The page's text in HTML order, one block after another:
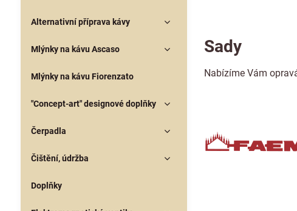
Sady
Nabízíme Vám
Alternativní příprava kávy
Mlýnky na kávu Ascaso
Mlýnky na kávu Fiorenzato
"Concept-art" designové doplňky
Čerpadla
Čištění, údržba
Doplňky